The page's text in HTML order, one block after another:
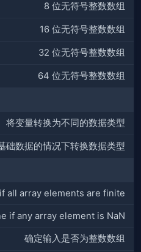
8 位无符号整数数组
16 位无符号整数数组
32 位无符号整数数组
64 位无符号整数数组
将变量转换为不同的数据类型
础数据的情况下转换数据类型
all array elements are finite
if any array element is NaN
确定输入是否为整数数组